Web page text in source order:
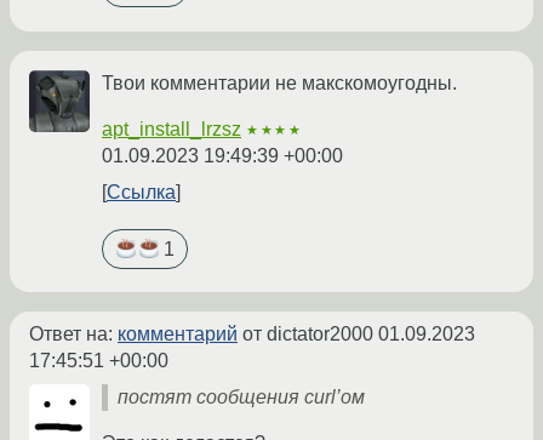
Твои комментарии не макскомоугодны.
apt_install_lrzsz ★★★★
01.09.2023 19:49:39 +00:00
Ссылка
1
Ответ на: комментарий от dictator2000 01.09.2023
17:45:51 +00:00
постят сообщения curl’ом